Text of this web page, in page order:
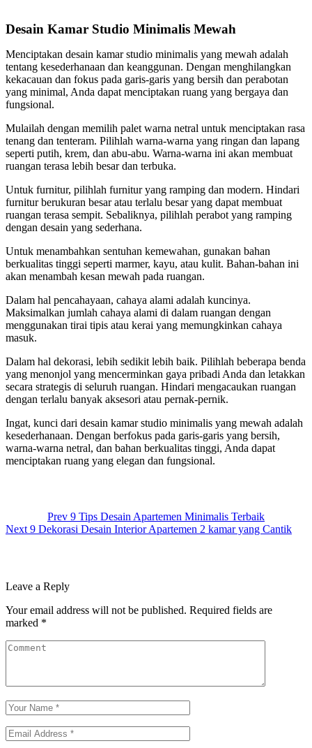
Desain Kamar Studio Minimalis Mewah
Menciptakan desain kamar studio minimalis yang mewah adalah
tentang kesederhanaan dan keanggunan. Dengan menghilangkan
kekacauan dan fokus pada garis-garis yang bersih dan perabotan
yang minimal, Anda dapat menciptakan ruang yang bergaya dan
fungsional.
Mulailah dengan memilih palet warna netral untuk menciptakan rasa
tenang dan tenteram. Pilihlah warna-warna yang ringan dan lapang
seperti putih, krem, dan abu-abu. Warna-warna ini akan membuat
ruangan terasa lebih besar dan terbuka.
Untuk furnitur, pilihlah furnitur yang ramping dan modern. Hindari
furnitur berukuran besar atau terlalu besar yang dapat membuat
ruangan terasa sempit. Sebaliknya, pilihlah perabot yang ramping
dengan desain yang sederhana.
Untuk menambahkan sentuhan kemewahan, gunakan bahan
berkualitas tinggi seperti marmer, kayu, atau kulit. Bahan-bahan ini
akan menambah kesan mewah pada ruangan.
Dalam hal pencahayaan, cahaya alami adalah kuncinya.
Maksimalkan jumlah cahaya alami di dalam ruangan dengan
menggunakan tirai tipis atau kerai yang memungkinkan cahaya
masuk.
Dalam hal dekorasi, lebih sedikit lebih baik. Pilihlah beberapa benda
yang menonjol yang mencerminkan gaya pribadi Anda dan letakkan
secara strategis di seluruh ruangan. Hindari mengacaukan ruangan
dengan terlalu banyak aksesori atau pernak-pernik.
Ingat, kunci dari desain kamar studio minimalis yang mewah adalah
kesederhanaan. Dengan berfokus pada garis-garis yang bersih,
warna-warna netral, dan bahan berkualitas tinggi, Anda dapat
menciptakan ruang yang elegan dan fungsional.
Prev 9 Tips Desain Apartemen Minimalis Terbaik
Next 9 Dekorasi Desain Interior Apartemen 2 kamar yang Cantik
Leave a Reply
Your email address will not be published. Required fields are
marked *